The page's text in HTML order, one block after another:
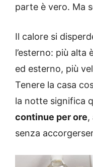
parte è vero. Ma
Il calore si
l’esterno: più
ed esterno, più
Tenere la casa
la notte significa
continue per ore,
senza